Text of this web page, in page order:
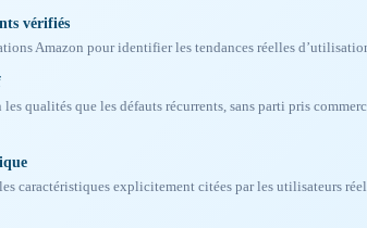
vérifiés
Amazon pour identifier les tendances réelles
qualités que les défauts récurrents, sans parti pris
caractéristiques explicitement citées par les utilisateurs